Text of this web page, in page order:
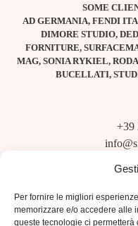
Per fornire le migliori
memorizzare e/o accedere alle
queste tecnologie ci
SOME
AD GERMANIA, FENDI
DIMORE STUDIO,
FORNITURE,
MAG, SONIA RYKIEL,
BUCELLATI,
+39